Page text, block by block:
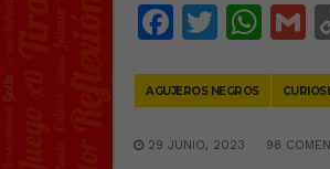
AGUJEROS NEGROS
29 JUNIO, 2023 98